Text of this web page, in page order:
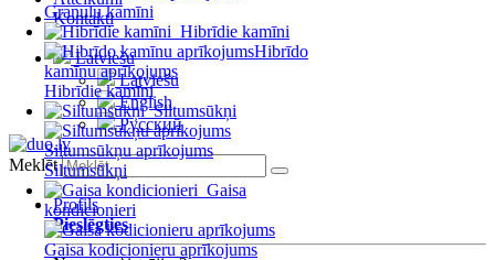
Kontakti
Latviešu
Latviešu
English
Русский
Granulu kamīni
Hibrīdie kamīni
Hibrīdo
kamīnu aprīkojums
Hibrīdie kamīni
Siltumsūkņi
Siltumsūkņu aprīkojums
Siltumsūkņi
Gaisa
kondicionieri
Gaisa kodicionieru aprīkojums
Meklēt
Profils
Pieslēgties